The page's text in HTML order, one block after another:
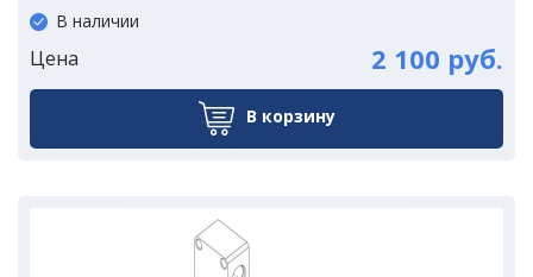
В наличии
Цена 2 100 руб.
В корзину